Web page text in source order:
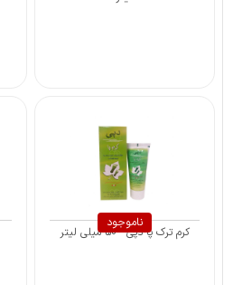
ناموجود
کرم ترک پا دپی - 50 میلی لیتر